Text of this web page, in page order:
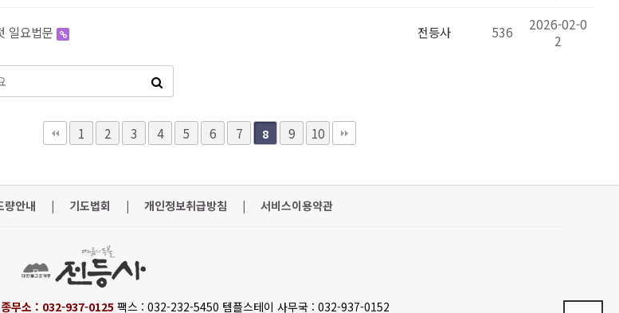
일요법문 전등사 536
2026-02-0
2
1 2 3 4 5 6 7 8 9 10
량안내 | 기도법회 | 개인정보취급방침 | 서비스이용약관
종무소 : 032-937-0125 팩스 : 032-232-5450 템플스테이 사무국 : 032-937-0152